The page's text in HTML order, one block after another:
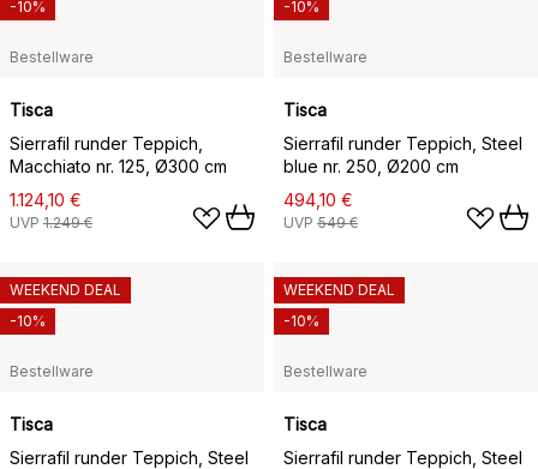
Bestellware
Tisca
Sierrafil runder Teppich,
Macchiato nr. 125, Ø300 cm
1.124,10 €
UVP 1.249 €
-10%
Bestellware
Tisca
Sierrafil runder Teppich, Steel
blue nr. 250, Ø200 cm
494,10 €
UVP 549 €
-10%
Bestellware
Tisca
Sierrafil runder Teppich, Steel
WEEKEND DEAL
-10%
Bestellware
Tisca
Sierrafil runder Teppich, Steel
WEEKEND DEAL
-10%